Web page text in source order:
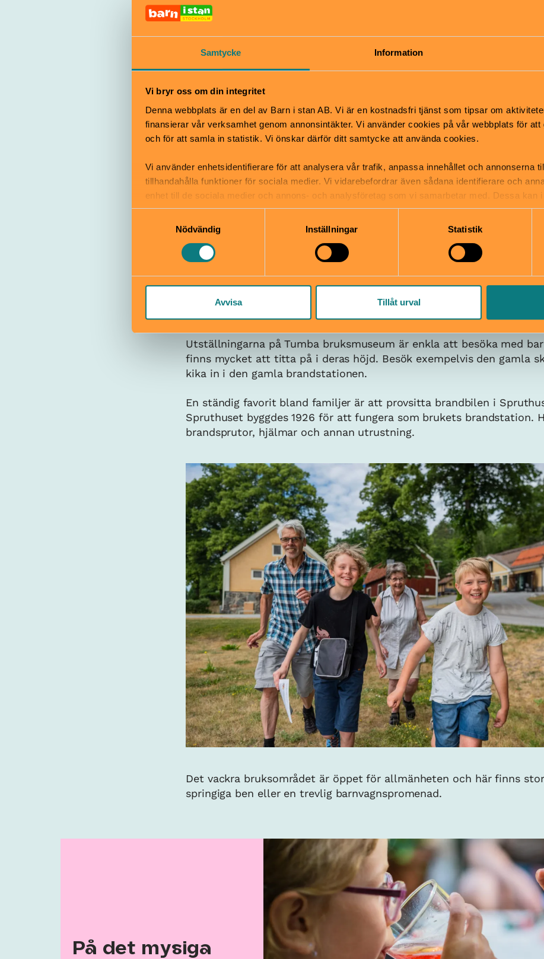
Samtycke Information
Vi bryr oss om din integritet
Denna webbplats är en del av Barn i stan AB. Vi är en kostnadsfri tjänst som tipsar om
finansierar vår verksamhet genom annonsintäkter. Vi använder cookies på vår webbplats för att
och för att samla in statistik. Vi önskar därför ditt samtycke att använda cookies.
Vi använder enhetsidentifierare för att analysera vår trafik, anpassa innehållet och annonserna
tillhandahålla funktioner för sociala medier. Vi vidarebefordrar även sådana identifierare och
enhet till de sociala medier och annons- och analysföretag som vi samarbetar med. Dessa kan
informationen med annan information som du har tillhandahållit eller som de har samlat in när
Nödvändig
Inställningar Statistik
Avvisa Tillåt urval
att upptäcka, både utomhus och inomhus.
Utställningarna på Tumba bruksmuseum är enkla att besöka med
finns mycket att titta på i deras höjd. Besök exempelvis den gamla
kika in i den gamla brandstationen.
En ständig favorit bland familjer är att provsitta brandbilen i
Spruthuset byggdes 1926 för att fungera som brukets brandstation.
brandsprutor, hjälmar och annan utrustning.
Det vackra bruksområdet är öppet för allmänheten och här finns
springiga ben eller en trevlig barnvagnspromenad.
På det mysiga